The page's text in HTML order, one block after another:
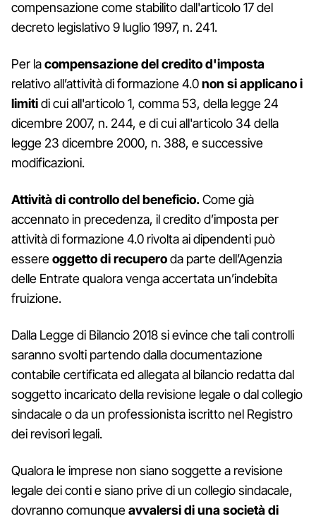
compensazione come stabilito dall'articolo 17 del
decreto legislativo 9 luglio 1997, n. 241.
Per lacompensazione del credito d'imposta
relativo all’attività di formazione 4.0non si applicano i
limitidi cui all'articolo 1, comma 53, della legge 24
dicembre 2007, n. 244, e di cui all'articolo 34 della
legge 23 dicembre 2000, n. 388, e successive
modificazioni.
Attività di controllo del beneficio.Come già
accennato in precedenza, il credito d’imposta per
attività di formazione 4.0 rivolta ai dipendenti può
essereoggetto di recuperoda parte dell’Agenzia
delle Entrate qualora venga accertata un’indebita
fruizione.
Dalla Legge di Bilancio 2018 si evince che tali controlli
saranno svolti partendo dalla documentazione
contabile certificata ed allegata al bilancio redatta dal
soggetto incaricato della revisione legale o dal collegio
sindacale o da un professionista iscritto nel Registro
dei revisori legali.
Qualora le imprese non siano soggette a revisione
legale dei conti e siano prive di un collegio sindacale,
dovranno comunqueavvalersi di una società di